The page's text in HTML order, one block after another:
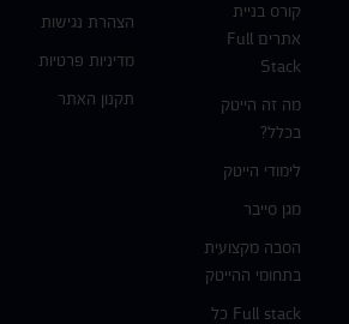
קורס בניית
אתרים Full
Stack
מה זה הייטק
בכלל?
לימודי הייטק
מגן סייבר
הסבה מקצועית
בתחומי ההייטק
Full stack כל
הצהרת נגישות
מדיניות פרטיות
תקנון האתר